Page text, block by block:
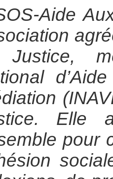
Aide
Elle
pour